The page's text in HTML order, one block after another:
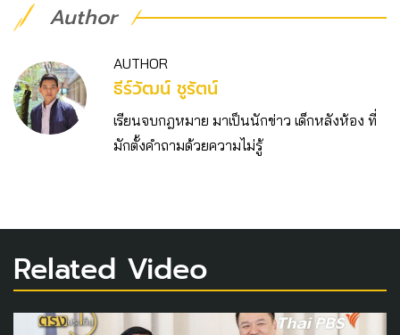
Author
AUTHOR
ธีร์วัฒน์ ชูรัตน์
เรียนจบกฎหมาย มาเป็นนักข่าว เด็กหลังห้อง ที่
มักตั้งคำถามด้วยความไม่รู้
Related Video